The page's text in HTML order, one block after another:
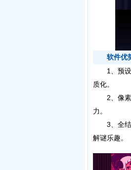
软件优
1、预设
质化。
2、像素
力。
3、全结
解谜乐趣。